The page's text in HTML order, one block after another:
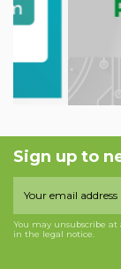
Sign up to
You may unsubscribe
in the legal notice.